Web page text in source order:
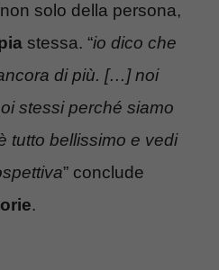
solo della persona,
stessa. “io dico che
di più. […] noi
stessi perché siamo
tutto bellissimo e vedi
” conclude
.